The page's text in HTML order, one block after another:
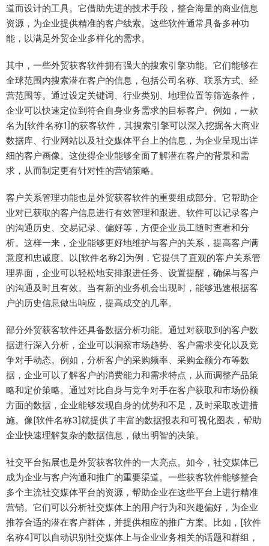
道而设计的工具。它借助先进的技术手段，整合海量的商业信息
资源，为企业提供精准的客户线索。这些软件通常具备多种功
能，以满足外贸企业多样化的需求。
其中，一些外贸获客软件拥有强大的搜索引擎功能。它们能够在
全球范围内搜索潜在客户的信息，包括公司名称、联系方式、经
营范围等。通过设定关键词、行业类别、地理位置等筛选条件，
企业可以快速定位到符合自身业务需求的目标客户。例如，一款
名为[软件名称1]的获客软件，其搜索引擎可以深入挖掘各大商业
数据库、行业网站以及社交媒体平台上的信息，为企业呈现出详
细的客户画像。这使得企业能够全面了解潜在客户的背景和需
求，从而制定更有针对性的营销策略。
客户关系管理功能也是外贸获客软件的重要组成部分。它帮助企
业对已获取的客户信息进行有效管理和跟进。软件可以记录客户
的沟通历史、交易记录、偏好等，方便企业员工随时查看和分
析。这样一来，企业能够更好地维护与客户的关系，提高客户满
意度和忠诚度。以[软件名称2]为例，它提供了直观的客户关系管
理界面，企业可以轻松地安排跟进任务、设置提醒，确保与客户
的沟通及时且有效。当有新的业务机会出现时，能够迅速根据客
户的历史信息做出响应，提高成交的几率。
部分外贸获客软件还具备数据分析功能。通过对获取到的客户数
据进行深入分析，企业可以洞察市场趋势、客户需求变化以及竞
争对手动态。例如，分析客户的采购频率、采购金额分布等数
据，企业可以了解客户的消费能力和需求特点，从而调整产品策
略和定价策略。通过对比自身与竞争对手在客户获取和市场份额
方面的数据，企业能够发现自身的优势和不足，及时采取改进措
施。像[软件名称3]就提供了丰富的数据报表和可视化图表，帮助
企业快速理解复杂的数据信息，做出明智的决策。
社交平台拓展也是外贸获客软件的一大亮点。如今，社交媒体已
成为企业与客户沟通和推广的重要渠道。一些获客软件能够整合
多个主流社交媒体平台的资源，帮助企业在这些平台上进行精准
营销。它们可以分析社交媒体上的用户行为和兴趣偏好，为企业
推荐合适的潜在客户群体，并提供相应的推广方案。比如，[软件
名称4]可以自动识别社交媒体上与企业业务相关的话题和群组，